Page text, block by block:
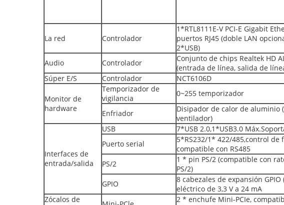
La red Controlador
1*RTL8111E-V PCI-E Gigabit
puertos RJ45 (doble LAN
2*USB)
Audio
Controlador
Conjunto de chips Realtek HD
(entrada de línea, salida de
Súper E/S
Controlador NCT6106D
Monitor de
hardware
Temporizador de
vigilancia
0~255 temporizador
Enfriador
Disipador de calor de aluminio
ventilador)
Interfaces de
entrada/salida
USB
7*USB 2.0,1*USB3.0
Puerto serial
5*RS232/1* 422/485,control de
compatible con RS485
PS/2
1 * pin PS/2 (compatible con
PS/2)
GPIO
8 cabezales de expansión GPIO
eléctrico de 3,3 V a 24 mA
Zócalos de
2 * enchufe Mini-PCIe,